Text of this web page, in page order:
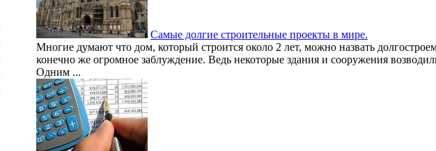
Самые долгие строительные проекты в мире.
Многие думают что дом, который строится около 2 лет, можно назвать
конечно же огромное заблуждение. Ведь некоторые здания и сооружения
Одним ...